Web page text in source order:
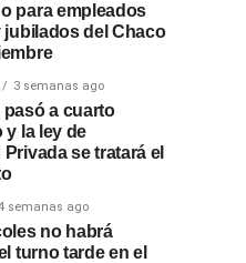
para empleados
jubilados del Chaco
3 semanas ago
pasó a cuarto
y la ley de
se tratará el
semanas ago
no habrá
turno tarde en el